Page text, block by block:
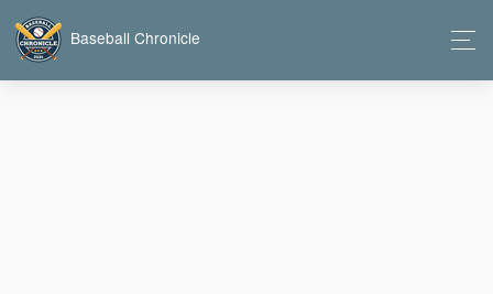
Baseball Chronicle